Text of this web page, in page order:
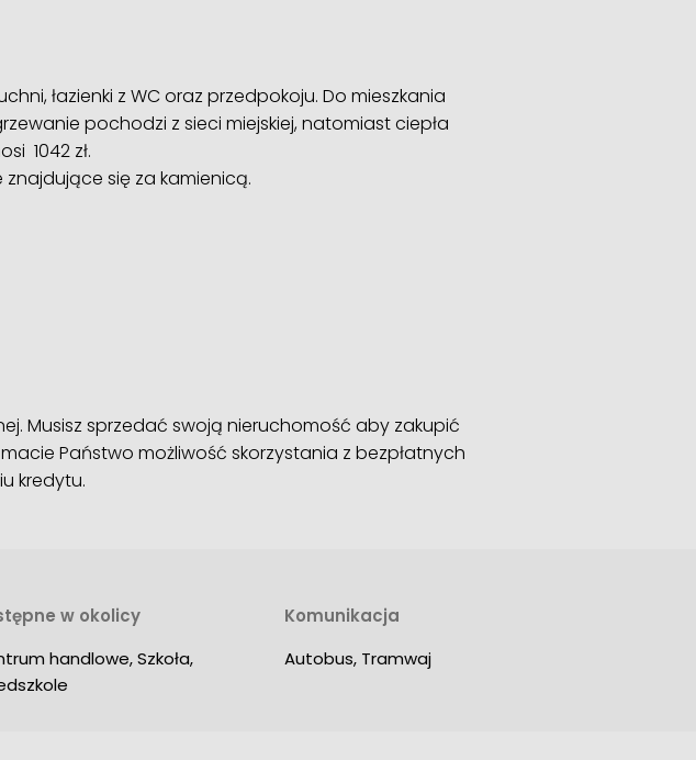
łazienki z WC oraz przedpokoju. Do mieszkania
pochodzi z sieci miejskiej, natomiast ciepła
1042 zł.
się za kamienicą.
Musisz sprzedać swoją nieruchomość aby zakupić
Państwo możliwość skorzystania z bezpłatnych
kredytu.
w okolicy
handlowe, Szkoła,
Komunikacja
Autobus, Tramwaj